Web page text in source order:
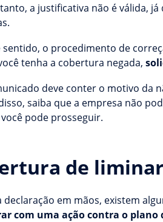
a justificativa não é válida,
sentido, o procedimento de
tenha a cobertura negada,
deve conter o motivo da
saiba que a empresa não
pode prosseguir.
de
declaração em mãos, existem
com uma ação contra o plano